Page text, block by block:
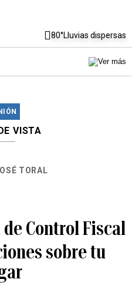
80°Lluvias dispersas
VISTA
TORAL
Control Fiscal
sobre tu